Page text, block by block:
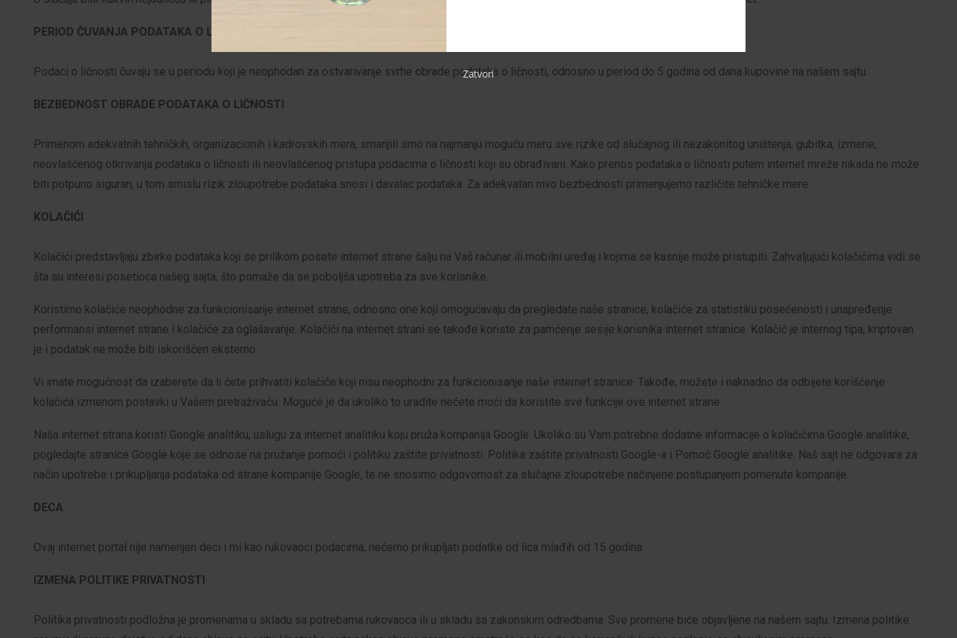
PERIOD ČUVANJA PODATAKA O LIČNOSTI
Podaci o ličnosti čuvaju se u periodu koji je neophodan za ostvarivanje svrhe obrade podataka o ličnosti, odnosno u period do 5 godina od dana kupovine na našem sajtu.
BEZBEDNOST OBRADE PODATAKA O LIČNOSTI
Primenom adekvatnih tehničkih, organizacionih i kadrovskih mera, smanjili smo na najmanju moguću meru sve rizike od slučajnog ili nezakonitog uništenja, gubitka, izmene,
neovlašćenog otkrivanja podataka o ličnosti ili neovlašćenog pristupa podacima o ličnosti koji su obrađivani. Kako prenos podataka o ličnosti putem internet mreže nikada ne može
biti potpuno siguran, u tom smislu rizik zloupotrebe podataka snosi i davalac podataka. Za adekvatan nivo bezbednosti primenjujemo različite tehničke mere.
KOLAČIĆI
Kolačići predstavljaju zbirke podataka koji se prilikom posete internet strane šalju na Vaš računar ili mobilni uređaj i kojima se kasnije može pristupiti. Zahvaljujući kolačićima vidi se
šta su interesi posetioca našeg sajta, što pomaže da se poboljša upotreba za sve korisnike.
Koristimo kolačiće neophodne za funkcionisanje internet strane, odnosno one koji omogućavaju da pregledate naše stranice, kolačiće za statistiku posećenosti i unapređenje
performansi internet strane i kolačiće za oglašavanje. Kolačići na internet strani se takođe koriste za pamćenje sesije korisnika internet stranice. Kolačić je internog tipa, kriptovan
je i podatak ne može biti iskorišćen eksterno.
Vi imate mogućnost da izaberete da li ćete prihvatiti kolačiće koji nisu neophodni za funkcionisanje naše internet stranice. Takođe, možete i naknadno da odbijete korišćenje
kolačića izmenom postavki u Vašem pretraživaču. Moguće je da ukoliko to uradite nećete moći da koristite sve funkcije ove internet strane.
Naša internet strana koristi Google analitiku, uslugu za internet analitiku koju pruža kompanija Google. Ukoliko su Vam potrebne dodatne informacije o kolačićima Google analitike,
pogledajte stranice Google koje se odnose na pružanje pomoći i politiku zaštite privatnosti: Politika zaštite privatnosti Google-a i Pomoć Google analitike. Naš sajt ne odgovara za
način upotrebe i prikupljanja podataka od strane kompanije Google, te ne snosimo odgovornost za slučajne zloupotrebe načinjene postupanjem pomenute kompanije.
DECA
Ovaj internet portal nije namenjen deci i mi kao rukovaoci podacima, nećemo prikupljati podatke od lica mlađih od 15 godina.
IZMENA POLITIKE PRIVATNOSTI
Politika privatnosti podložna je promenama u skladu sa potrebama rukovaoca ili u skladu sa zakonskim odredbama. Sve promene biće objavljene na našem sajtu. Izmena politike
Zatvori